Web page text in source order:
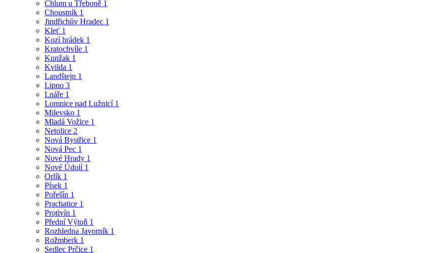
Chlum u Třeboně 1
Choustník 1
Jindřichův Hradec 1
Kleť 1
Kozí hrádek 1
Kratochvíle 1
Kunžak 1
Kvilda 1
Landštejn 1
Lipno 3
Lnáře 1
Lomnice nad Lužnicí 1
Milevsko 1
Mladá Vožice 1
Netolice 2
Nová Bystřice 1
Nová Pec 1
Nové Hrady 1
Nové Údolí 1
Orlík 1
Písek 1
Pořešín 1
Prachatice 1
Protivín 1
Přední Výtoň 1
Rozhledna Javorník 1
Rožmberk 1
Sedlec Prčice 1